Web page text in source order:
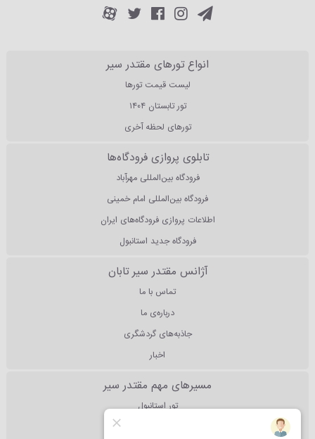
انواع تورهای مقتدر سیر
لیست قیمت تورها
تور تابستان ۱۴۰۴
تورهای لحظه آخری
تابلوی پروازی فرودگاه‌ها
فرودگاه بین‌المللی مهرآباد
فرودگاه بین‌المللی امام خمینی
اطلاعات پروازی فرودگاه‌های ایران
فرودگاه جدید استانبول
آژانس مقتدر سیر تابان
تماس با ما
درباره‌ی ما
جاذبه‌های گردشگری
اخبار
مسیرهای مهم مقتدر سیر
تور استانبول